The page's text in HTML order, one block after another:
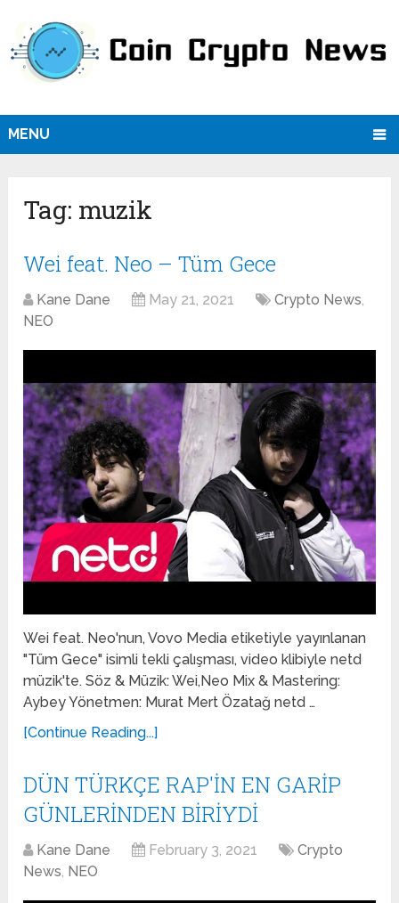
MENU
Tag: muzik
Wei feat. Neo – Tüm Gece
Kane Dane May 21, 2021 Crypto News,
NEO
Wei feat. Neo'nun, Vovo Media etiketiyle yayınlanan
"Tüm Gece" isimli tekli çalışması, video klibiyle netd
müzik'te. Söz & Müzik: Wei,Neo Mix & Mastering:
Aybey Yönetmen: Murat Mert Özatağ netd …
[Continue Reading...]
DÜN TÜRKÇE RAP'İN EN GARİP
GÜNLERİNDEN BİRİYDİ
Kane Dane February 3, 2021
Crypto
News, NEO